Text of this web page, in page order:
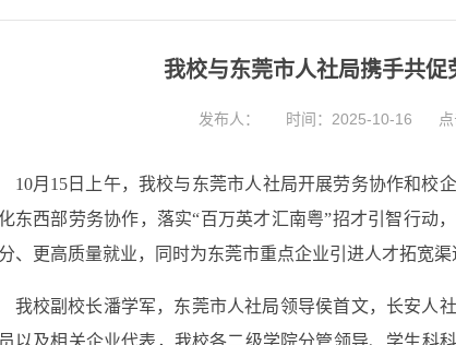
我校与东莞市人社局携手共促
发布人： 时间：2025-10-16 点
10月15日上午，我校与东莞市人社局开展劳务协作和校
东西部劳务协作， 落实“百万英才汇南粤”招才引智行动，
、更高质量就业，同时为东莞市重点企业引进人才拓宽渠
我校副校长潘学军， 东莞市人社局领导侯首文， 长安人
以及相关企业代表，我校各二级学院分管领导、学生科